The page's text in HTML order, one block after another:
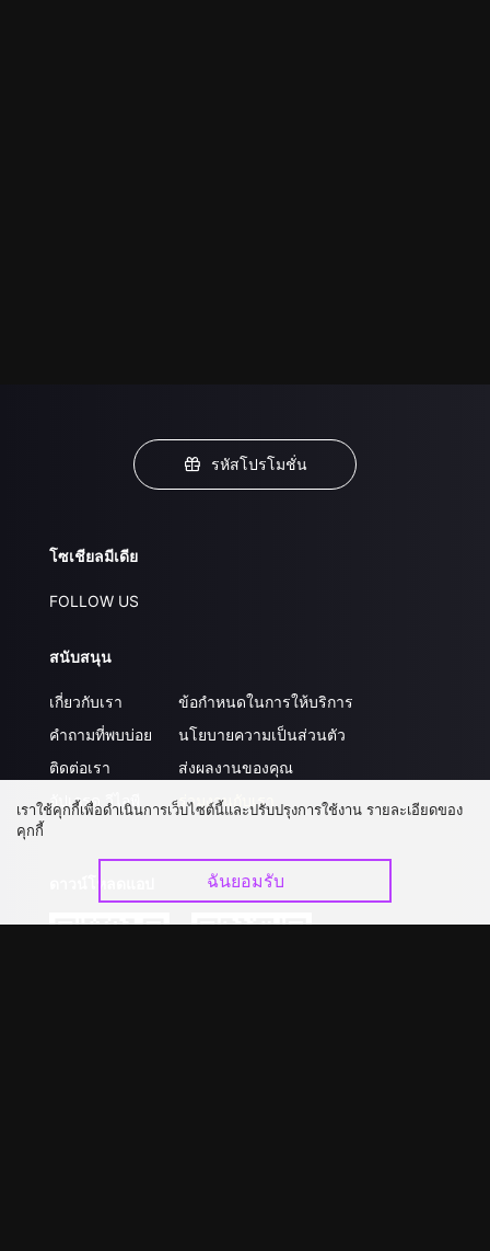
รหัสโปรโมชั่น
โซเชียลมีเดีย
FOLLOW US
สนับสนุน
เกี่ยวกับเรา
คำถามที่พบบ่อย
ติดต่อเรา
อัปเกรด วีไอพี
ข้อกำหนดในการให้บริการ
นโยบายความเป็นส่วนตัว
ส่งผลงานของคุณ
ร่วมงานกับเรา
เราใช้คุกกี้เพื่อดำเนินการเว็บไซต์นี้และปรับปรุงการใช้งาน รายละเอียดของ
คุกกี้
ฉันยอมรับ